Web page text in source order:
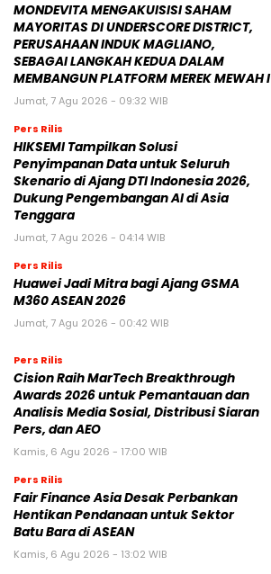
MONDEVITA MENGAKUISISI SAHAM
MAYORITAS DI UNDERSCORE DISTRICT,
PERUSAHAAN INDUK MAGLIANO,
SEBAGAI LANGKAH KEDUA DALAM
MEMBANGUN PLATFORM MEREK MEWAH
Jumat, 7 Agu 2026 - 09:32 WIB
Pers Rilis
HIKSEMI Tampilkan Solusi
Penyimpanan Data untuk Seluruh
Skenario di Ajang DTI Indonesia 2026,
Dukung Pengembangan AI di Asia
Tenggara
Jumat, 7 Agu 2026 - 04:14 WIB
Pers Rilis
Huawei Jadi Mitra bagi Ajang GSMA
M360 ASEAN 2026
Jumat, 7 Agu 2026 - 00:42 WIB
Pers Rilis
Cision Raih MarTech Breakthrough
Awards 2026 untuk Pemantauan dan
Analisis Media Sosial, Distribusi Siaran
Pers, dan AEO
Kamis, 6 Agu 2026 - 17:00 WIB
Pers Rilis
Fair Finance Asia Desak Perbankan
Hentikan Pendanaan untuk Sektor
Batu Bara di ASEAN
Kamis, 6 Agu 2026 - 13:02 WIB